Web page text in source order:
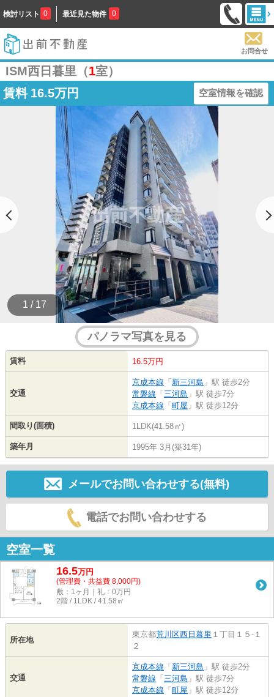
検討リスト 0 最近見た物件 0
お問合せ
ISM西日暮里（1室）
賃料 16.5万円 空室情報を確認
1 / 17
パノラマ写真を見る
賃料 16.5万円
交通
京成本線 「 新三河島 」駅 徒歩2分
常磐線 「 三河島 」駅 徒歩7分
京成本線 「 町屋 」駅 徒歩12分
間取り(面積) 1LDK(41.58㎡)
築年月 1995年 3月(築31年)
メールでお問い合わせする(無料)
電話でお問い合わせする
空室一覧
16.5万円
(管理費・共益費 8,000円)
敷：1ヶ月｜礼：0万円
2階 / 1LDK / 41.58㎡
所在地
東京都荒川区西日暮里 １丁目１５-１
２
交通
京成本線 「 新三河島 」駅 徒歩2分
常磐線 「 三河島 」駅 徒歩7分
京成本線 「 町屋 」駅 徒歩12分